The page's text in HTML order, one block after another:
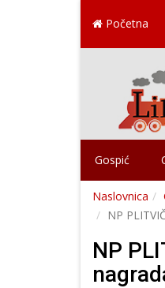
Početna
Gospić
Naslovnica
NP
NP